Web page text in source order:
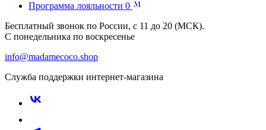
Программа лояльности 0
Бесплатный звонок по России, с 11 до 20 (МСК).
С понедельника по воскресенье
info@madamecoco.shop
Служба поддержки интернет-магазина